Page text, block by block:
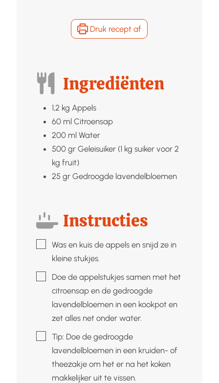
Druk recept af
Ingrediënten
1,2 kg Appels
60 ml Citroensap
200 ml Water
500 gr Geleisuiker (1 kg suiker voor 2
kg fruit)
25 gr Gedroogde lavendelbloemen
Instructies
▢Was en kuis de appels en snijd ze in
kleine stukjes.
▢Doe de appelstukjes samen met het
citroensap en de gedroogde
lavendelbloemen in een kookpot en
zet alles net onder water.
▢
Tip: Doe de gedroogde
lavendelbloemen in een kruiden- of
theezakje om het er na het koken
makkelijker uit te vissen.